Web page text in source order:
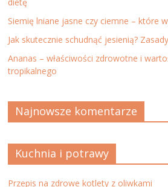
Siemię lniane jasne czy ciemne – które
Jak skutecznie schudnąć jesienią?
Ananas – właściwości zdrowotne i
tropikalnego
Najnowsze komentarze
Kuchnia i potrawy
Przepis na zdrowe kotlety z oliwkami